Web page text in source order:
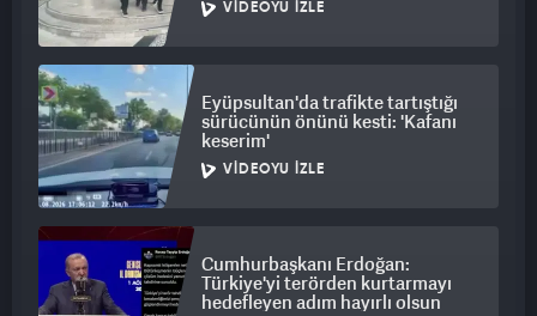
VIDEOYU İZLE
Eyüpsultan'da trafikte tartıştığı
sürücünün önünü kesti: 'Kafanı
keserim'
VIDEOYU İZLE
Cumhurbaşkanı Erdoğan:
Türkiye'yi terörden kurtarmayı
hedefleyen adım hayırlı olsun